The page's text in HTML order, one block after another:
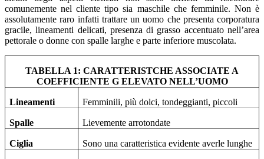
comunemente nel cliente tipo sia maschile che femminile. Non è
assolutamente raro infatti trattare un uomo che presenta corporatura
gracile, lineamenti delicati, presenza di grasso accentuato nell’area
pettorale o donne con spalle larghe e parte inferiore muscolata.
TABELLA 1: CARATTERISTCHE ASSOCIATE A
COEFFICIENTE G ELEVATO NELL’UOMO
Lineamenti Femminili, più dolci, tondeggianti, piccoli
Spalle Lievemente arrotondate
Ciglia Sono una caratteristica evidente averle lunghe